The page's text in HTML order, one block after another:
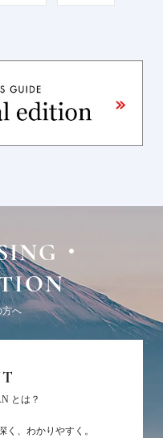
・
方へ
とは？
、わかりやすく。